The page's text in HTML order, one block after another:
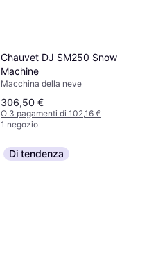
Chauvet DJ SM250 Snow
Machine
Macchina della neve
306,50 €
O 3 pagamenti di 102,16 €
1 negozio
Di tendenza